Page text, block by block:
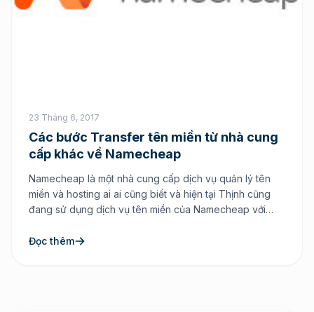
23 Tháng 6, 2017
Các bước Transfer tên miền từ nhà cung
cấp khác về Namecheap
Namecheap là một nhà cung cấp dịch vụ quản lý tên
miền và hosting ai ai cũng biết và hiện tại Thịnh cũng
đang sử dụng dịch vụ tên miền của Namecheap với
hướng dẫn các bạn chuyển tên miền từ nhà […]
Đọc thêm